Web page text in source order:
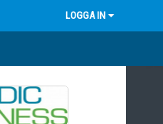
LOGGA IN